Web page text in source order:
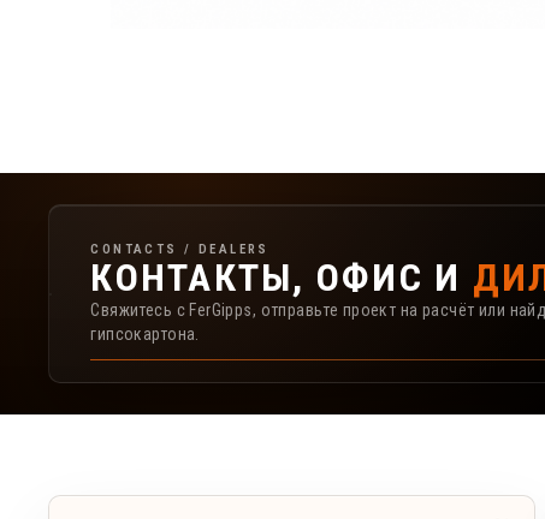
Контакты, офис и дилеры FerGipps
CONTACTS / DEALERS
КОНТАКТЫ, ОФИС И
Свяжитесь с FerGipps, отправьте проект на расчёт или
гипсокартона.